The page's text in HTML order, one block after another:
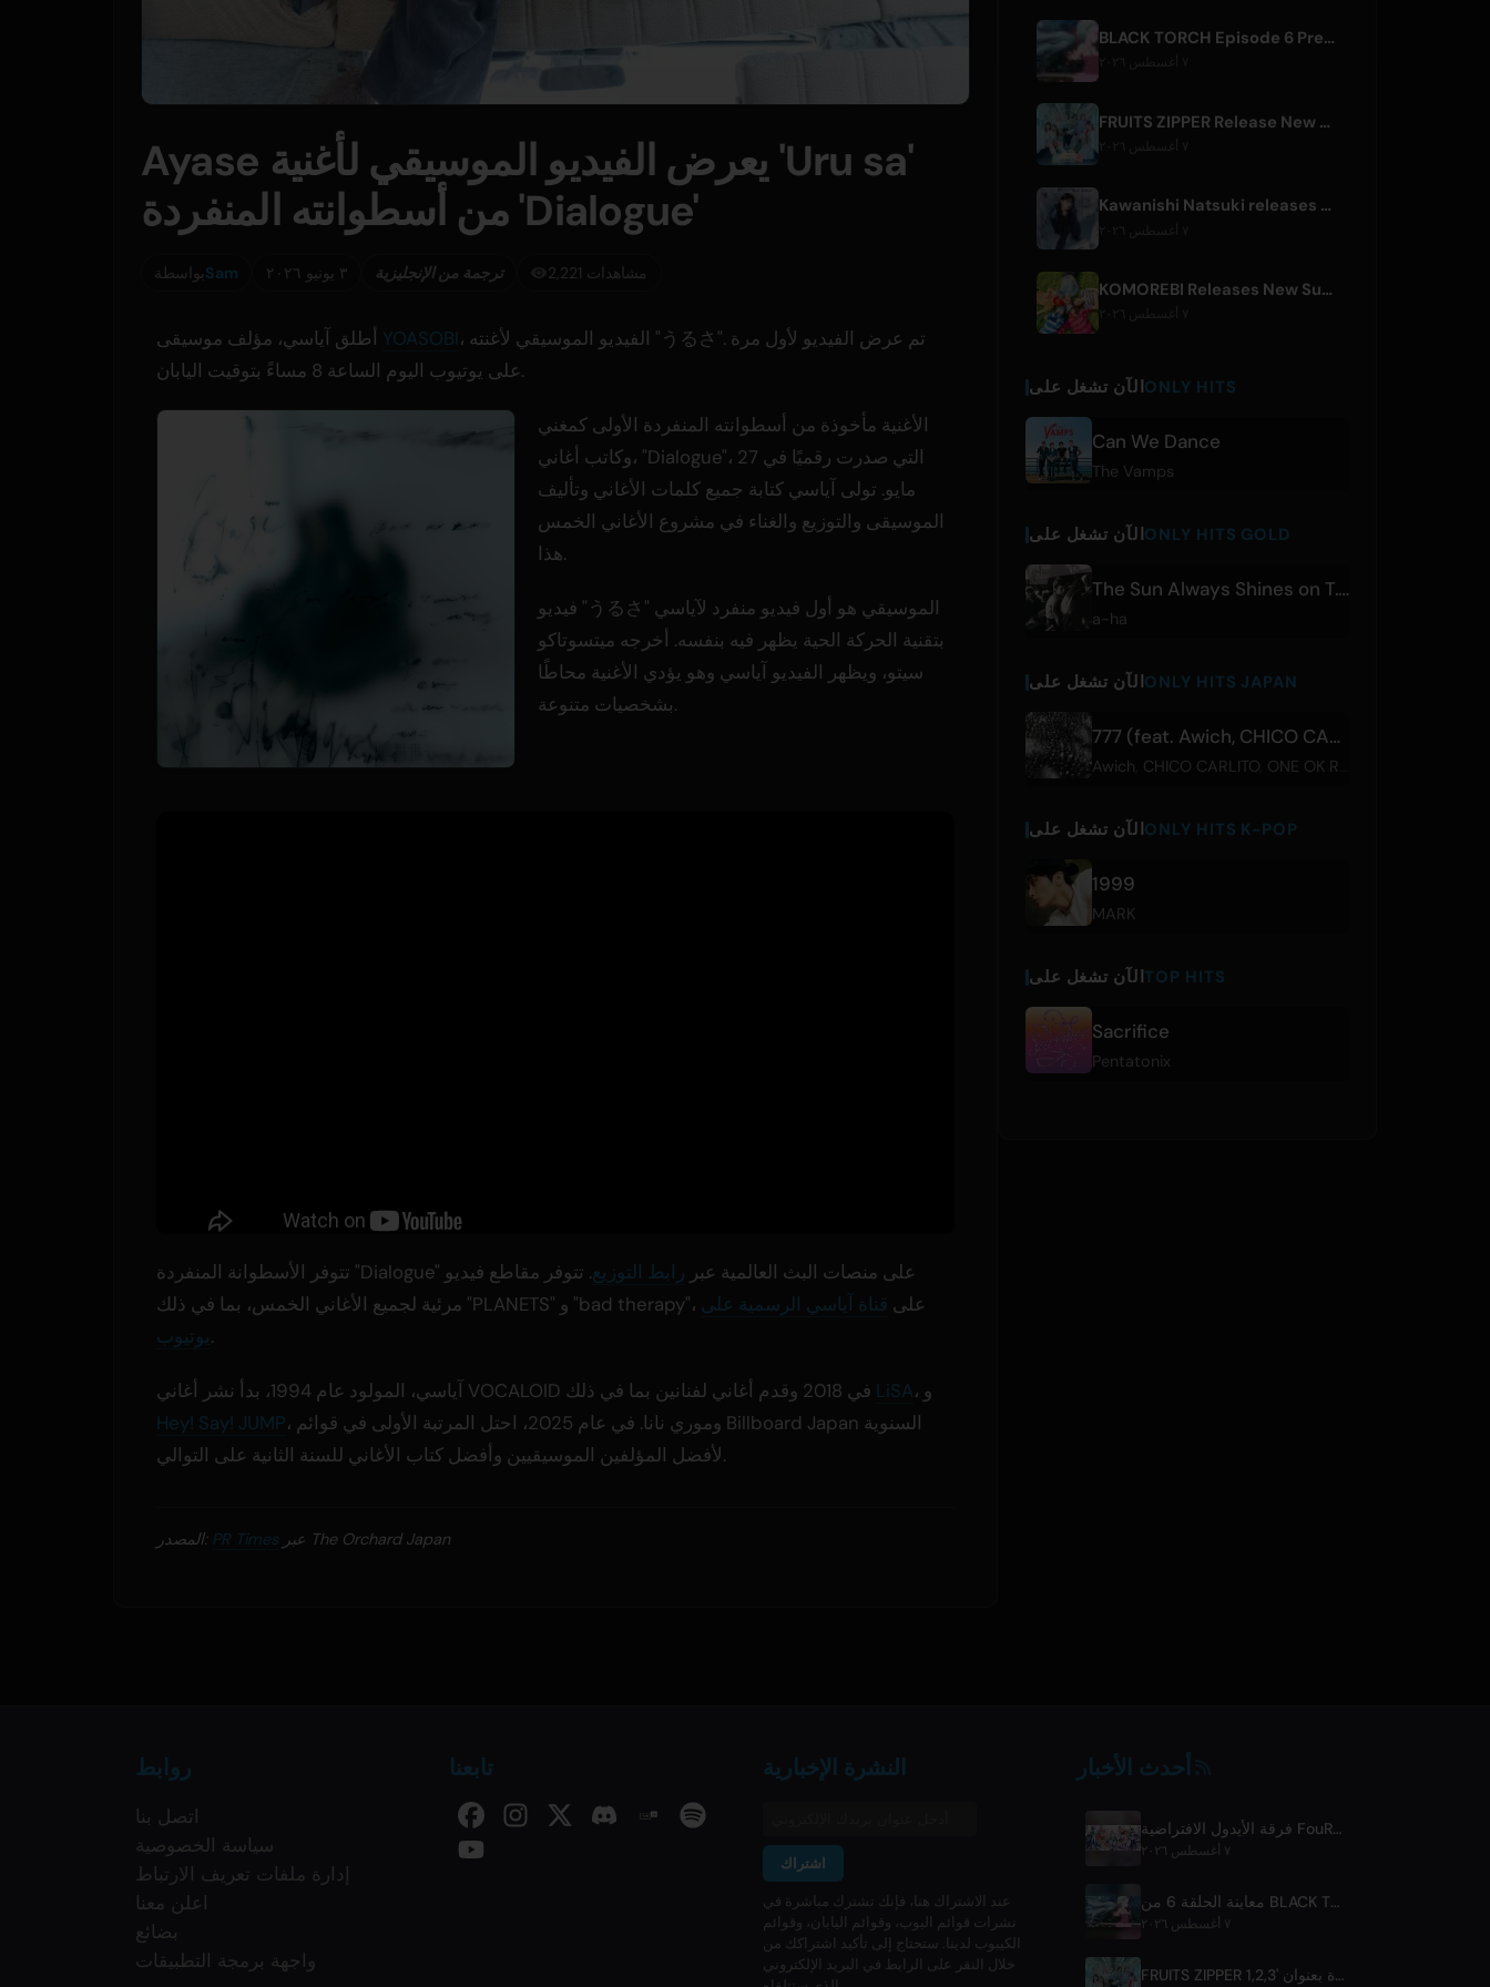
Ayase يعرض الفيديو الموسيقي لأغنية 'Uru sa'
من أسطوانته المنفردة 'Dialogue'
بواسطةSam ٣ يونيو ٢٠٢٦ ترجمة من الإنجليزية 2,221 مشاهدات
YOASOBI، الفيديو الموسيقي لأغنته "うるさ". تم عرض الفيديو لأول مرة
على يوتيوب اليوم الساعة 8 مساءً بتوقيت اليابان.
الأغنية مأخوذة من أسطوانته المنفردة الأولى كمغني
وكاتب أغاني، "Dialogue"، التي صدرت رقميًا في 27
مايو. تولى آياسي كتابة جميع كلمات الأغاني وتأليف
الموسيقى والتوزيع والغناء في مشروع الأغاني الخمس
هذا.
فيديو "うるさ" الموسيقي هو أول فيديو منفرد لآياسي
بتقنية الحركة الحية يظهر فيه بنفسه. أخرجه ميتسوتاكو
سيتو، ويظهر الفيديو آياسي وهو يؤدي الأغنية محاطًا
بشخصيات متنوعة.
تتوفر الأسطوانة المنفردة "Dialogue" على منصات البث العالمية عبر رابط التوزيع. تتوفر مقاطع فيديو
مرئية لجميع الأغاني الخمس، بما في ذلك "PLANETS" و "bad therapy"، على قناة آياسي الرسمية على
يوتيوب.
LiSA ، و
Hey! Say! JUMP، وموري نانا. في عام 2025، احتل المرتبة الأولى في قوائم Billboard Japan السنوية
لأفضل المؤلفين الموسيقيين وأفضل كتاب الأغاني للسنة الثانية على التوالي.
المصدر: PR Times عبر The Orchard Japan
BLACK TORCH Episode 6 Preview and Streaming Details
FRUITS ZIPPER Release New Collaboration Song '1,2,3,FOOOOUR'
Kawanishi Natsuki releases digital single 'Sayonara wa Ichiban Kirei na Atashi de'
KOMOREBI Releases New Summer Single 'Letsu Natsu'
الآن تشغل علىONLY HITS
Can We Dance
The Vamps
الآن تشغل علىONLY HITS GOLD
The Sun Always Shines on T.V.
a-ha
الآن تشغل علىONLY HITS JAPAN
777 (feat. Awich, CHICO CARLITO, ONE OK ROCK & Paledusk)
Awich CHICO CARLITO ONE OK ROCK
الآن تشغل علىONLY HITS K-POP
1999
MARK
الآن تشغل علىTOP HITS
Sacrifice
Pentatonix
روابط
اتصل بنا
سياسة الخصوصية
إدارة ملفات تعريف الارتباط
اعلن معنا
بضائع
واجهة برمجة التطبيقات
تابعنا النشرة الإخبارية
اشتراك
عند الاشتراك هنا، فإنك تشترك مباشرة في
نشرات قوائم البوب، وقوائم اليابان، وقوائم
الكيبوب لدينا. ستحتاج إلى تأكيد اشتراكك من
خلال النقر على الرابط في البريد الإلكتروني
أحدث الأخبار
فرقة الأيدول الافتراضية FouRTe Project تطلق أول ألبوم لها 'ALL IN' من إنتاج ☆تاكو تاكاهاشي من m-flo
٧ أغسطس ٢٠٢٦
معاينة الحلقة 6 من BLACK TORCH وتفاصيل البث
٧ أغسطس ٢٠٢٦
FRUITS ZIPPER تطلق أغنية تعاون جديدة بعنوان '1,2,3,FOOOOUR'